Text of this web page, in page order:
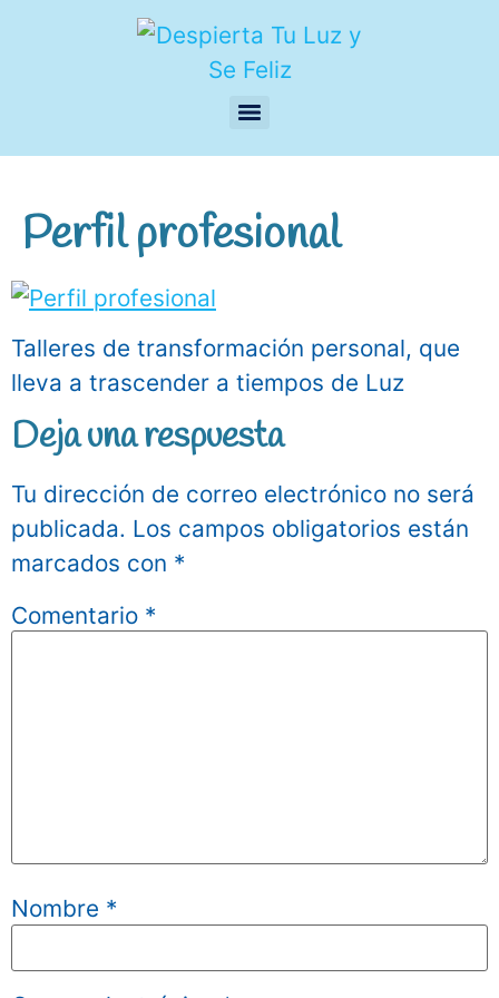
Perfil profesional
Talleres de transformación personal, que
lleva a trascender a tiempos de Luz
Deja una respuesta
Tu dirección de correo electrónico no será
publicada. Los campos obligatorios están
marcados con *
Comentario *
Nombre *